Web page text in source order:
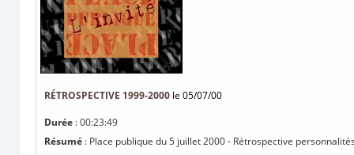
RÉTROSPECTIVE 1999-2000 le 05/07/00
Durée : 00:23:49
Résumé : Place publique du 5 juillet 2000 - Rétrospective